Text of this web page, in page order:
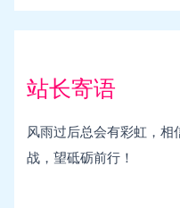
站长寄语
风雨过后总会有彩虹，
战，望砥砺前行！